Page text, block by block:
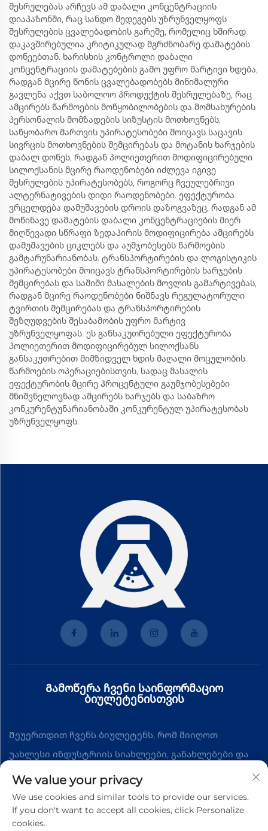
შესრულებას არჩევს ამ დაბალი კონცენტრაციის
დიაპაზონში, რაც სანდო შედეგებს უზრუნველყოფს
შესრულების ცვალებადობის გარეშე, რომელიც ხშირად
დაკავშირებულია კრიტიკულად მგრძნობარე დამატების
დონეებთან. ხარისხის კონტროლი დაბალი
კონცენტრაციის დამატებების გამო უფრო მარტივი ხდება,
რადგან მცირე წონის ცვალებადობებს მინიმალური
გავლენა აქვთ საბოლოო პროდუქტის შესრულებაზე, რაც
ამცირებს წარმოების მოწყობილობების და მომსახურების
პერსონალის მომზადების სიზუსტის მოთხოვნებს.
საწყობარო მართვის უპირატესობები მოიცავს საცავის
სივრცის მოთხოვნების შემცირებას და მოტანის ხარჯების
დაბალ დონეს, რადგან პოლიეთერით მოდიფიცირებული
სილოქსანის მცირე რაოდენობები იძლევა იგივე
შესრულების უპირატესობებს, როგორც ჩვეულებრივი
ალტერნატივების დიდი რაოდენობები. ეფექტურობა
ვრცელდება დამუშავების დროის დაზოგვაზეც, რადგან ამ
მოწინავე დამატების დაბალი კონცენტრაციების მიერ
მიღწევადი სწრაფი ზედაპირის მოდიფიცირება ამცირებს
დამუშავების ციკლებს და აუმჯობესებს წარმოების
გამტარუნარიანობას. ტრანსპორტირების და ლოგისტიკის
უპირატესობები მოიცავს ტრანსპორტირების ხარჯების
შემცირებას და საშიში მასალების მოვლის გამარტივებას,
რადგან მცირე რაოდენობები ნიშნავს რეგულატორული
ტვირთის შემცირებას და ტრანსპორტირების
შეზღუდვების შესაბამობის უფრო მარტივ
უზრუნველყოფას. ეს განსაკუთრებული ეფექტურობა
პოლიეთერით მოდიფიცირებულ სილოქსანს
განსაკუთრებით მიმზიდველ ხდის მაღალი მოცულობის
წარმოების ოპერაციებისთვის, სადაც მასალის
ეფექტურობის მცირე პროცენტული გაუმჯობესებები
მნიშვნელოვნად ამცირებს ხარჯებს და საბაზრო
კონკურენტუნარიანობაში კონკურენტულ უპირატესობას
უზრუნველყოფს.
Გამოწერა ჩვენი საინფორმაციო
ბიულეტენისთვის
Შეუერთდით ჩვენს ბიულეტენს, რომ მიიღოთ
უახლესი ინდუსტრიის სიახლეები, განახლებები და
შეხედულებები ჩვენი გუნდისგან.
Გამოწერა
We value your privacy
We use cookies and similar tools to provide our services.
If you don't want to accept all cookies, click Personalize
cookies.